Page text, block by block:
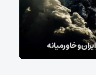
و خاورمیانه